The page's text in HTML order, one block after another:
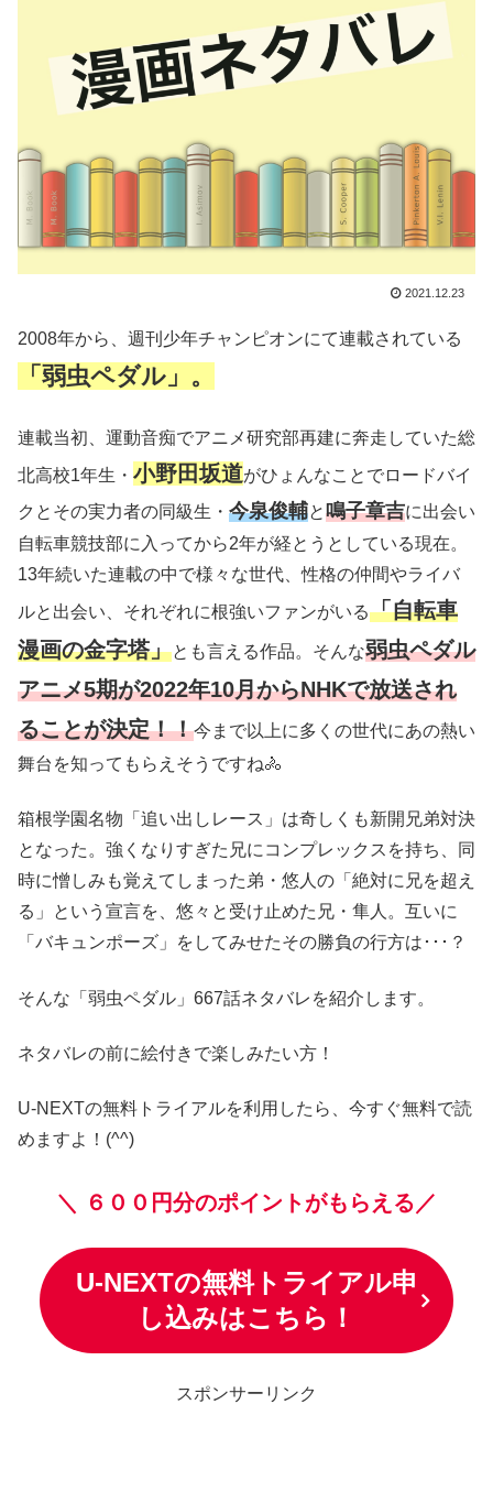
2021.12.23
2008年から、週刊少年チャンピオンにて連載されている
「弱虫ペダル」。
連載当初、運動音痴でアニメ研究部再建に奔走していた総
北高校1年生・ 小野田坂道がひょんなことでロードバイ
クとその実力者の同級生・ 今泉俊輔と鳴子章吉に出会い
自転車競技部に入ってから2年が経とうとしている現在。
13年続いた連載の中で様々な世代、性格の仲間やライバ
ルと出会い、それぞれに根強いファンがいる「自転車
漫画の金字塔」とも言える作品。そんな弱虫ペダル
アニメ5期が2022年10月からNHKで放送され
ることが決定！！今まで以上に多くの世代にあの熱い
舞台を知ってもらえそうですね🚴
箱根学園名物「追い出しレース」は奇しくも新開兄弟対決
となった。強くなりすぎた兄にコンプレックスを持ち、同
時に憎しみも覚えてしまった弟・悠人の「絶対に兄を超え
る」という宣言を、悠々と受け止めた兄・隼人。互いに
「バキュンポーズ」をしてみせたその勝負の行方は･･･？
そんな「弱虫ペダル」667話ネタバレを紹介します。
ネタバレの前に絵付きで楽しみたい方！
U-NEXTの無料トライアルを利用したら、今すぐ無料で読
めますよ！(^^)
＼ ６００円分のポイントがもらえる／
U-NEXTの無料トライアル申
し込みはこちら！
スポンサーリンク